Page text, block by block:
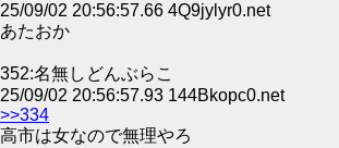
25/09/02 20:56:57.66 4Q9jylyr0.net
あたおか
352:名無しどんぶらこ
25/09/02 20:56:57.93 144Bkopc0.net
>>334
高市は女なので無理やろ